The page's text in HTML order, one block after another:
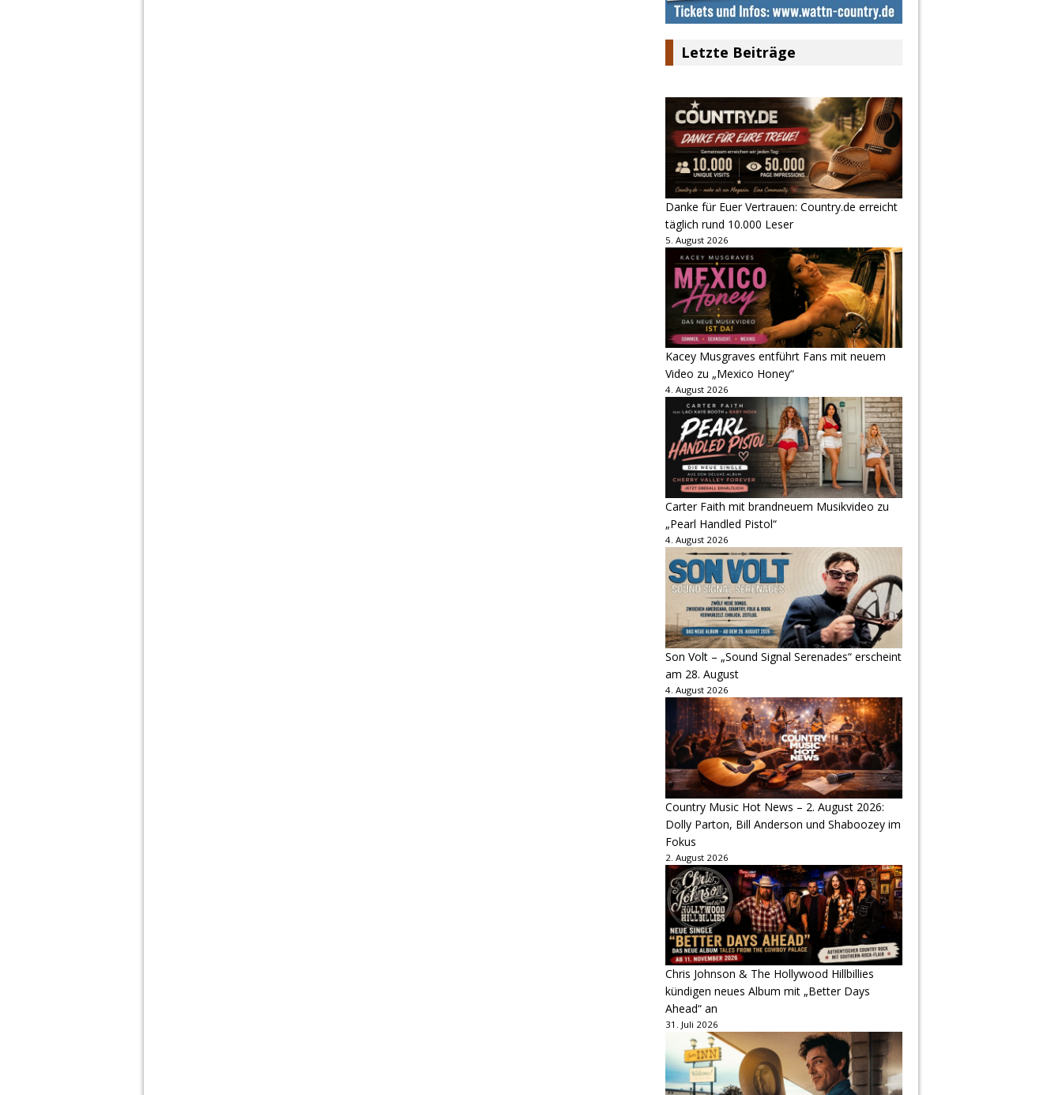
Letzte Beiträge
Danke für Euer Vertrauen: Country.de erreicht
täglich rund 10.000 Leser
5. August 2026
Kacey Musgraves entführt Fans mit neuem
Video zu „Mexico Honey“
4. August 2026
Carter Faith mit brandneuem Musikvideo zu
„Pearl Handled Pistol“
4. August 2026
Son Volt – „Sound Signal Serenades“ erscheint
am 28. August
4. August 2026
Country Music Hot News – 2. August 2026:
Dolly Parton, Bill Anderson und Shaboozey im
Fokus
2. August 2026
Chris Johnson & The Hollywood Hillbillies
kündigen neues Album mit „Better Days
Ahead“ an
31. Juli 2026